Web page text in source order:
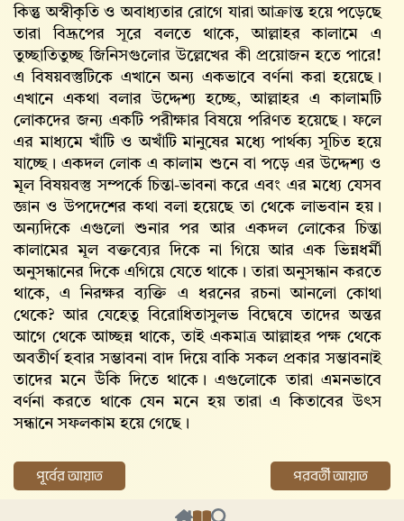
কিন্তু অস্বীকৃতি ও অবাধ্যতার রোগে যারা আক্রান্ত হয়ে পড়েছে
তারা বিদ্রূপের সূরে বলতে থাকে, আল্লাহর কালামে এ
তুচ্ছাতিতুচ্ছ জিনিসগুলোর উল্লেখের কী প্রয়োজন হতে পারে!
এ বিষয়বস্তুটিকে এখানে অন্য একভাবে বর্ণনা করা হয়েছে।
এখানে একথা বলার উদ্দেশ্য হচ্ছে, আল্লাহর এ কালামটি
লোকদের জন্য একটি পরীক্ষার বিষয়ে পরিণত হয়েছে। ফলে
এর মাধ্যমে খাঁটি ও অখাঁটি মানুষের মধ্যে পার্থক্য সূচিত হয়ে
যাচ্ছে। একদল লোক এ কালাম শুনে বা পড়ে এর উদ্দেশ্য ও
মূল বিষয়বস্তু সম্পর্কে চিন্তা-ভাবনা করে এবং এর মধ্যে যেসব
জ্ঞান ও উপদেশের কথা বলা হয়েছে তা থেকে লাভবান হয়।
অন্যদিকে এগুলো শুনার পর আর একদল লোকের চিন্তা
কালামের মূল বক্তব্যের দিকে না গিয়ে আর এক ভিন্নধর্মী
অনুসন্ধানের দিকে এগিয়ে যেতে থাকে। তারা অনুসন্ধান করতে
থাকে, এ নিরক্ষর ব্যক্তি এ ধরনের রচনা আনলো কোথা
থেকে? আর যেহেতু বিরোধিতাসুলভ বিদ্বেষে তাদের অন্তর
আগে থেকে আচ্ছন্ন থাকে, তাই একমাত্র আল্লাহর পক্ষ থেকে
অবতীর্ণ হবার সম্ভাবনা বাদ দিয়ে বাকি সকল প্রকার সম্ভাবনাই
তাদের মনে উঁকি দিতে থাকে। এগুলোকে তারা এমনভাবে
বর্ণনা করতে থাকে যেন মনে হয় তারা এ কিতাবের উৎস
সন্ধানে সফলকাম হয়ে গেছে।
পূর্বের আয়াত পরবর্তী আয়াত